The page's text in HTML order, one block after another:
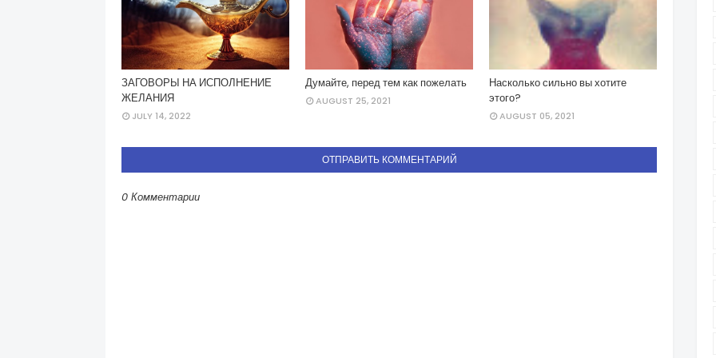
ЗАГОВОРЫ НА ИСПОЛНЕНИЕ
ЖЕЛАНИЯ
JULY 14, 2022
Думайте, перед тем как пожелать
AUGUST 25, 2021
Насколько сильно вы хотите
этого?
AUGUST 05, 2021
ОТПРАВИТЬ КОММЕНТАРИЙ
0 Комментарии